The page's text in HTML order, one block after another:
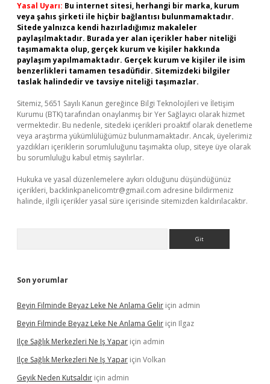
Yasal Uyarı: Bu internet sitesi, herhangi bir marka, kurum
veya şahıs şirketi ile hiçbir bağlantısı bulunmamaktadır.
Sitede yalnızca kendi hazırladığımız makaleler
paylaşılmaktadır. Burada yer alan içerikler haber niteliği
taşımamakta olup, gerçek kurum ve kişiler hakkında
paylaşım yapılmamaktadır. Gerçek kurum ve kişiler ile isim
benzerlikleri tamamen tesadüfidir. Sitemizdeki bilgiler
taslak halindedir ve tavsiye niteliği taşımazlar.
Sitemiz, 5651 Sayılı Kanun gereğince Bilgi Teknolojileri ve İletişim
Kurumu (BTK) tarafından onaylanmış bir Yer Sağlayıcı olarak hizmet
vermektedir. Bu nedenle, sitedeki içerikleri proaktif olarak denetleme
veya araştırma yükümlülüğümüz bulunmamaktadır. Ancak, üyelerimiz
yazdıkları içeriklerin sorumluluğunu taşımakta olup, siteye üye olarak
bu sorumluluğu kabul etmiş sayılırlar.
Hukuka ve yasal düzenlemelere aykırı olduğunu düşündüğünüz
içerikleri, backlinkpanelicomtr@gmail.com adresine bildirmeniz
halinde, ilgili içerikler yasal süre içerisinde sitemizden kaldırılacaktır.
Son yorumlar
Beyin Filminde Beyaz Leke Ne Anlama Gelir için admin
Beyin Filminde Beyaz Leke Ne Anlama Gelir için Ilgaz
Ilçe Sağlık Merkezleri Ne Iş Yapar için admin
Ilçe Sağlık Merkezleri Ne Iş Yapar için Volkan
Geyik Neden Kutsaldır için admin